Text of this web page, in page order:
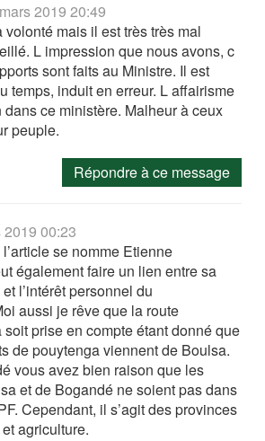
2019 20:49
volonté mais il est très très mal
L impression que nous avons, c
sont faits au Ministre. Il est
temps, induit en erreur. L affairisme
ce ministère. Malheur à ceux
peuple.
Répondre à ce message
2019 00:23
se nomme Etienne
également faire un lien entre sa
l’intérêt personnel du
aussi je rêve que la route
prise en compte étant donné que
de pouytenga viennent de Boulsa.
vous avez bien raison que les
et de Bogandé ne soient pas dans
Cependant, il s’agit des provinces
agriculture.